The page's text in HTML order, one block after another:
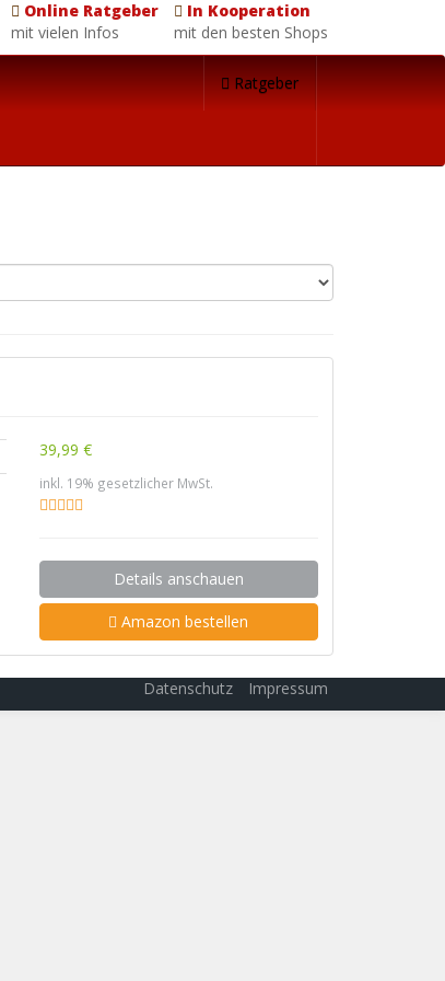
Online Ratgeber
mit vielen Infos
In Kooperation
mit den besten Shops
Ratgeber
39,99 €
inkl. 19% gesetzlicher MwSt.
Details anschauen
Amazon bestellen
Datenschutz Impressum